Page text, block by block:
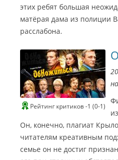
этих ребят большая
матёрая дама из полиции
расслабона.
Рейтинг критиков -1 (0-1)
Он, конечно, плагиат
читателям креативным
семье он не достиг